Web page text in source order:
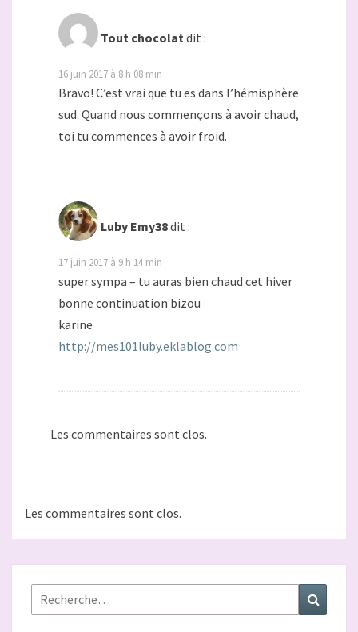
Tout chocolatdit :
16 juin 2017 à 8 h 08 min
Bravo! C’est vrai que tu es dans l’hémisphère
sud. Quand nous commençons à avoir chaud,
toi tu commences à avoir froid.
Luby Emy38dit :
17 juin 2017 à 9 h 14 min
super sympa – tu auras bien chaud cet hiver
bonne continuation bizou
karine
http://mes101luby.eklablog.com
Les commentaires sont clos.
Les commentaires sont clos.
Rechercher :